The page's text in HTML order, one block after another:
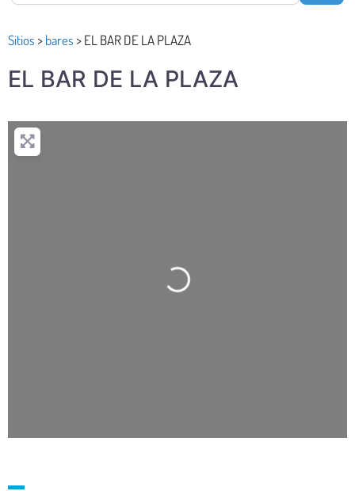
Sitios >bares >EL BAR DE LA PLAZA
EL BAR DE LA PLAZA
Cargando…